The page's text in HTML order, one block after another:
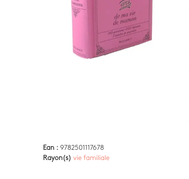
Ean : 9782501117678
Rayon(s) vie familiale